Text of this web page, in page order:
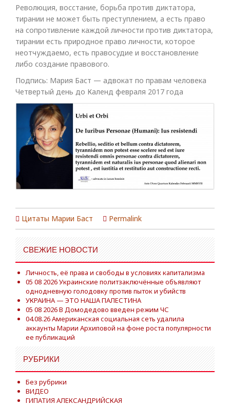
Революция, восстание, борьба против диктатора,
тирании не может быть преступлением, а есть право
на сопротивление каждой личности против диктатора,
тирании есть природное право личности, которое
неотчуждаемо, есть правосудие и восстановление
либо создание правового.
Подпись: Мария Баст — адвокат по правам человека
Четвертый день до Календ февраля 2017 года
Цитаты Марии Баст Permalink
СВЕЖИЕ НОВОСТИ
Личность, её права и свободы в условиях капитализма
05 08 2026 Украинские политзаключённые объявляют
однодневную голодовку против пыток и убийств
УКРАИНА — ЭТО НАША ПАЛЕСТИНА
05 08 2026 В Домодедово введен режим ЧС
04.08.26 Американская социальная сеть удалила
аккаунты Марии Архиповой на фоне роста популярности
ее публикаций
РУБРИКИ
Без рубрики
ВИДЕО
ГИПАТИЯ АЛЕКСАНДРИЙСКАЯ